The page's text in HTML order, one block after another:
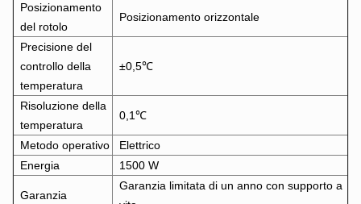
Posizionamento
del rotolo
Posizionamento orizzontale
Precisione del
controllo della
temperatura
±0,5℃
Risoluzione della
temperatura
0,1℃
Metodo operativo
Elettrico
Energia
1500 W
Garanzia
Garanzia limitata di un anno con supporto a